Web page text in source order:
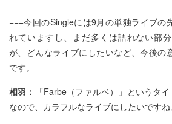
−−−今回のSingleには9月の単独ライブの
れていますし、まだ多くは語れない部
が、どんなライブにしたいなど、今後の
です。
相羽：
「Farbe（ファルベ）」というタ
なので、カラフルなライブにしたいですね